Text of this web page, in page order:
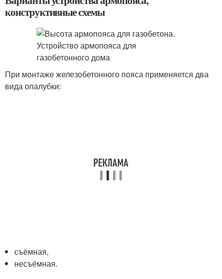
конструктивные схемы
При монтаже железобетонного пояса применяется два
вида опалубки:
съёмная,
несъёмная.